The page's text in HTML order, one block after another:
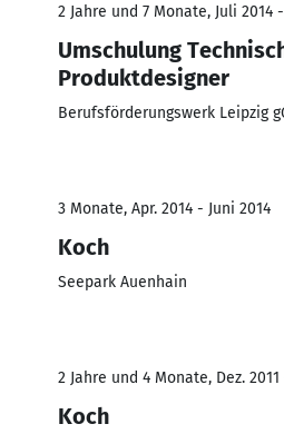
2 Jahre und 7 Monate, Juli 2014 -
Umschulung
Produktdesigner
Berufsförderungswerk Leipzig
3 Monate, Apr. 2014 - Juni 2014
Koch
Seepark Auenhain
2 Jahre und 4 Monate, Dez.
Koch